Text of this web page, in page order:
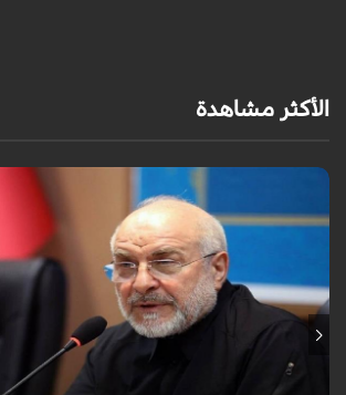
الأكثر مشاهدة
أكد رئيس مجلس الشورى الإسلامي الإيراني أن التصريحات
والتهديدات المتكررة لم تعد تُجدي نفعاً، واصفاً إياها